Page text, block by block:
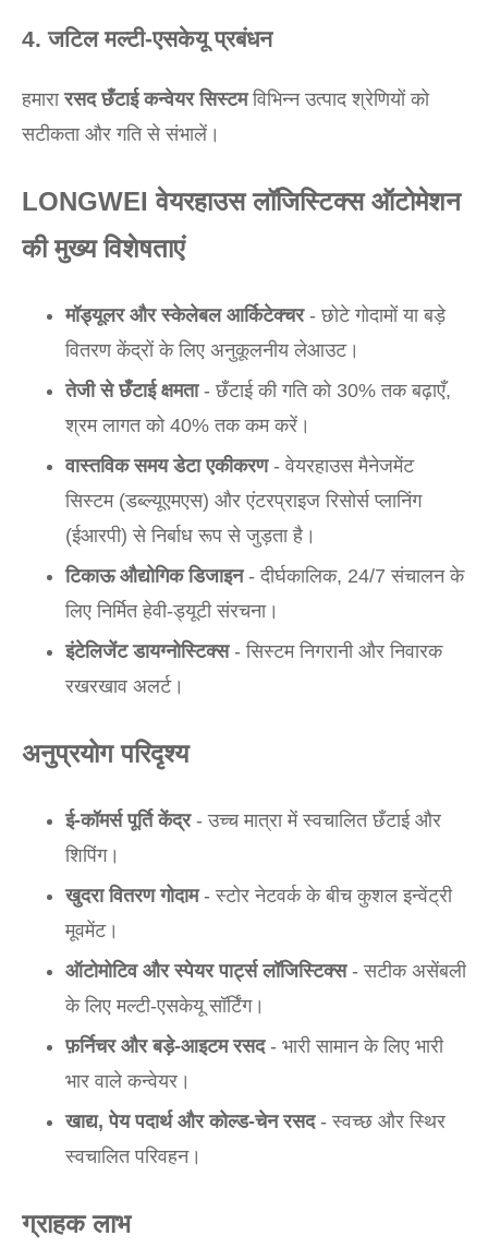
4. जटिल मल्टी-एसकेयू प्रबंधन
हमारारसद छँटाई कन्वेयर सिस्टमविभिन्न उत्पाद श्रेणियों को
सटीकता और गति से संभालें।
LONGWEI वेयरहाउस लॉजिस्टिक्स ऑटोमेशन
की मुख्य विशेषताएं
मॉड्यूलर और स्केलेबल आर्किटेक्चर- छोटे गोदामों या बड़े
वितरण केंद्रों के लिए अनुकूलनीय लेआउट।
तेजी से छँटाई क्षमता- छँटाई की गति को 30% तक बढ़ाएँ,
श्रम लागत को 40% तक कम करें।
वास्तविक समय डेटा एकीकरण- वेयरहाउस मैनेजमेंट
सिस्टम (डब्ल्यूएमएस) और एंटरप्राइज रिसोर्स प्लानिंग
(ईआरपी) से निर्बाध रूप से जुड़ता है।
टिकाऊ औद्योगिक डिजाइन- दीर्घकालिक, 24/7 संचालन के
लिए निर्मित हेवी-ड्यूटी संरचना।
इंटेलिजेंट डायग्नोस्टिक्स- सिस्टम निगरानी और निवारक
रखरखाव अलर्ट।
अनुप्रयोग परिदृश्य
ई-कॉमर्स पूर्ति केंद्र- उच्च मात्रा में स्वचालित छँटाई और
शिपिंग।
खुदरा वितरण गोदाम- स्टोर नेटवर्क के बीच कुशल इन्वेंट्री
मूवमेंट।
ऑटोमोटिव और स्पेयर पार्ट्स लॉजिस्टिक्स- सटीक असेंबली
के लिए मल्टी-एसकेयू सॉर्टिंग।
फ़र्निचर और बड़े-आइटम रसद- भारी सामान के लिए भारी
भार वाले कन्वेयर।
खाद्य, पेय पदार्थ और कोल्ड-चेन रसद- स्वच्छ और स्थिर
स्वचालित परिवहन।
ग्राहक लाभ